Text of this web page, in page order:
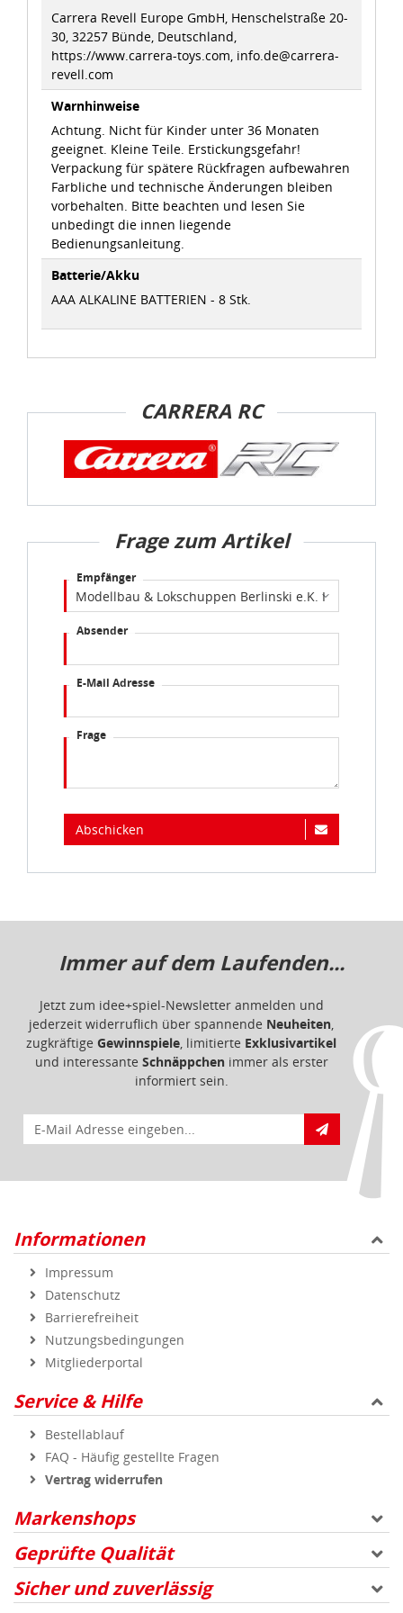
Carrera Revell Europe GmbH, Henschelstraße 20-
30, 32257 Bünde, Deutschland,
https://www.carrera-toys.com, info.de@carrera-
revell.com
Warnhinweise
Achtung. Nicht für Kinder unter 36 Monaten
geeignet. Kleine Teile. Erstickungsgefahr!
Verpackung für spätere Rückfragen aufbewahren
Farbliche und technische Änderungen bleiben
vorbehalten. Bitte beachten und lesen Sie
unbedingt die innen liegende
Bedienungsanleitung.
Batterie/Akku
AAA ALKALINE BATTERIEN - 8 Stk.
CARRERA RC
Frage zum Artikel
Empfänger
Absender
E-Mail Adresse
Frage
Abschicken
Immer auf dem Laufenden...
Jetzt zum idee+spiel-Newsletter anmelden und
jederzeit widerruflich über spannende Neuheiten,
zugkräftige Gewinnspiele, limitierte Exklusivartikel
und interessante Schnäppchenimmer als erster
informiert sein.
E-Mail für Newsletteranmeldung
Informationen
Impressum
Datenschutz
Barrierefreiheit
Nutzungsbedingungen
Mitgliederportal
Service & Hilfe
Bestellablauf
FAQ - Häufig gestellte Fragen
Vertrag widerrufen
Markenshops
Geprüfte Qualität
Sicher und zuverlässig